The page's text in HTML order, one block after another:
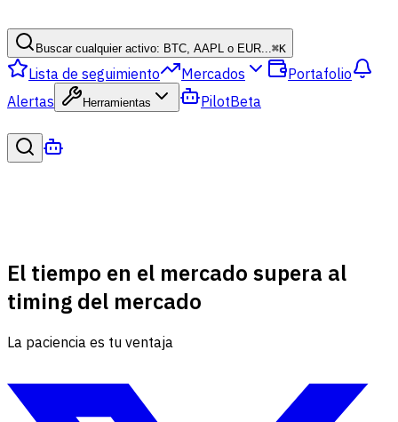
Buscar cualquier activo: BTC, AAPL o EUR...⌘K
Lista de seguimiento Mercados
Portafolio
Alertas
Herramientas PilotBeta
El tiempo en el mercado supera al
timing del mercado
La paciencia es tu ventaja